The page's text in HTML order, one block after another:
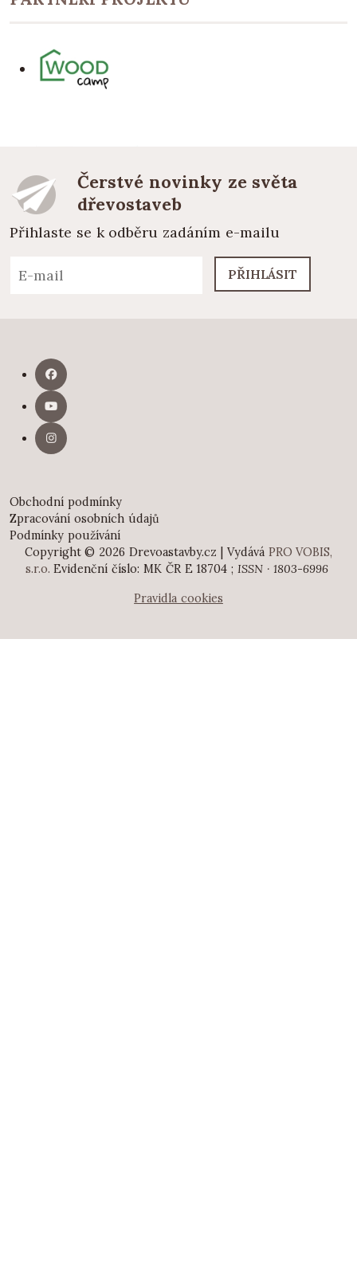
Čerstvé novinky ze světa
dřevostaveb
Přihlaste se k odběru zadáním e-mailu
PŘIHLÁSIT
Obchodní podmínky
Zpracování osobních údajů
Podmínky používání
Copyright © 2026 Drevoastavby.cz | Vydává PRO VOBIS,
s.r.o. Evidenční číslo: MK ČR E 18704 ; ISSN · 1803-6996
Pravidla cookies